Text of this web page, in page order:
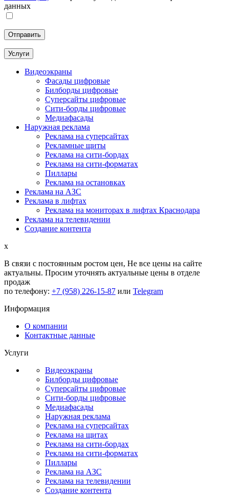
данных
Услуги
Видеоэкраны
Фасады цифровые
Билборды цифровые
Суперсайты цифровые
Сити-борды цифровые
Медиафасады
Наружная реклама
Реклама на суперсайтах
Рекламные щиты
Реклама на сити-бордах
Реклама на сити-форматах
Пиллары
Реклама на остановках
Реклама на АЗС
Реклама в лифтах
Реклама на мониторах в лифтах Краснодара
Реклама на телевидении
Создание контента
x
В связи с постоянным ростом цен, Не все цены на сайте
актуальны. Просим уточнять актуальные цены в отделе
продаж
по телефону: +7 (958) 226-15-87 или Telegram
Информация
О компании
Контактные данные
Услуги
Видеоэкраны
Билборды цифровые
Суперсайты цифровые
Сити-борды цифровые
Медиафасады
Наружная реклама
Реклама на суперсайтах
Реклама на щитах
Реклама на сити-бордах
Реклама на сити-форматах
Пиллары
Реклама на АЗС
Реклама на телевидении
Создание контента